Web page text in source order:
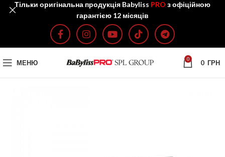
МЕНЮ 0 0 ГРН
Тільки оригінальна продукція Babyliss PRO з офіційною
гарантією 12 місяців